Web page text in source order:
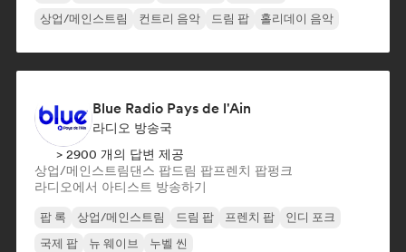
상업/메인스트림
컨트리 음악 드림 팝 홀리데이 음악
Blue Radio Pays de l'Ain
라디오 방송국
> 2900 개의 답변 제공
상업/메인스트림댄스 팝드림 팝프렌치 팝펑크
라디오에서 아티스트 방송하기
팝 록 상업/메인스트림 드림 팝 프렌치 팝
인디 포크
국제 팝
뉴 웨이브 누벨 씬